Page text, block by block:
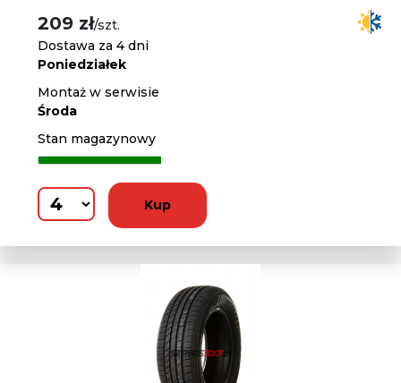
209 zł/szt.
Dostawa za 4 dni
Poniedziałek
Montaż w serwisie
Środa
Stan magazynowy
Kup